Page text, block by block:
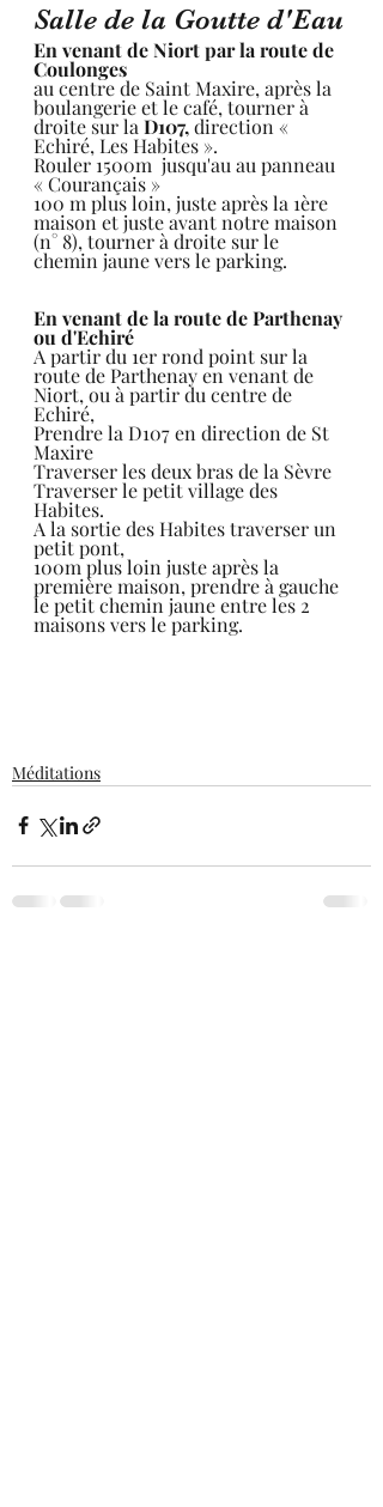
Salle de la Goutte d'Eau
En venant de Niort par la route de
Coulonges
au centre de Saint Maxire, après la
boulangerie et le café, tourner à
droite sur la D107, direction «
Echiré, Les Habites ».
Rouler 1500m  jusqu'au au panneau
« Courançais »
100 m plus loin, juste après la 1ère
maison et juste avant notre maison
(n° 8), tourner à droite sur le
chemin jaune vers le parking.
En venant de la route de Parthenay
ou d'Echiré
A partir du 1er rond point sur la
route de Parthenay en venant de
Niort, ou à partir du centre de
Echiré,
Prendre la D107 en direction de St
Maxire
Traverser les deux bras de la Sèvre
Traverser le petit village des
Habites.
A la sortie des Habites traverser un
petit pont,
100m plus loin juste après la
première maison, prendre à gauche
le petit chemin jaune entre les 2
maisons vers le parking.
Méditations